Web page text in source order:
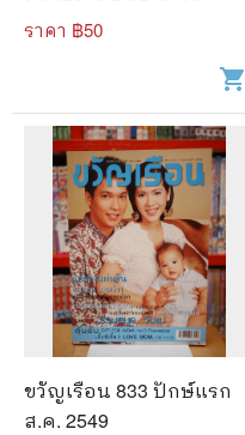
ราคา ฿50
shopping_cart
ขวัญเรือน 833 ปักษ์แรก
ส.ค. 2549